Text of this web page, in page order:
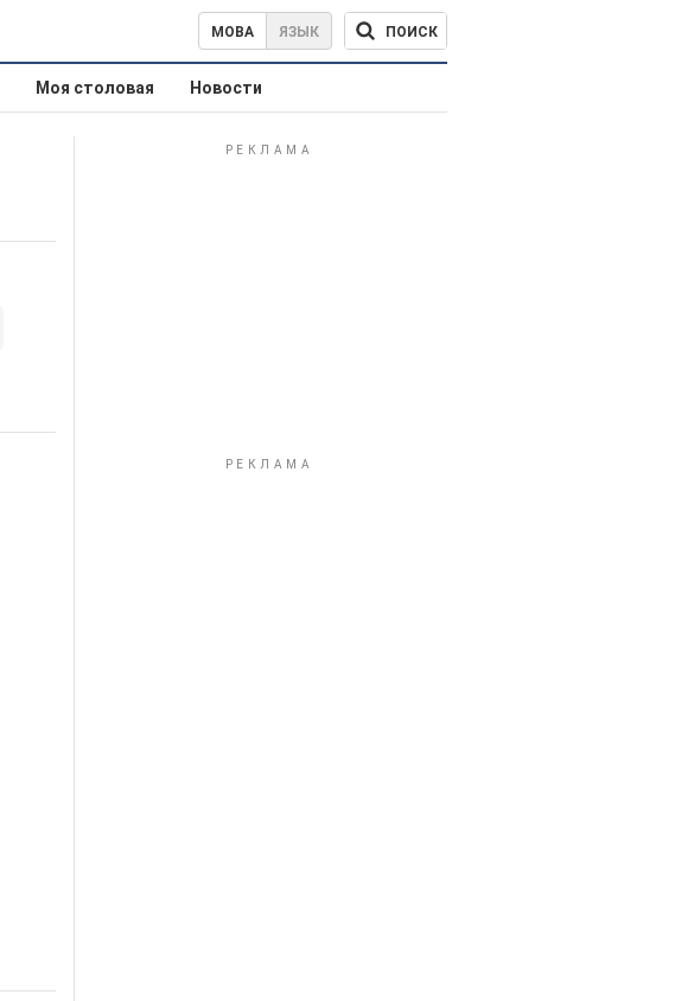
МОВА ЯЗЫК ПОИСК
Моя столовая Новости